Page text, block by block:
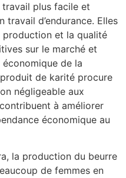
plus facile et
travail d’endurance. Elles
production et la qualité
sur le marché et
de la
de karité procure
négligeable aux
à améliorer
économique au
la production du beurre
de femmes en